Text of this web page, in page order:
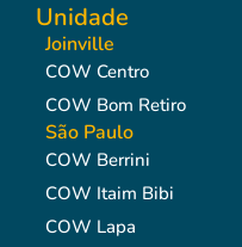
Unidade
Joinville
COW Centro
COW Bom Retiro
São Paulo
COW Berrini
COW Itaim Bibi
COW Lapa